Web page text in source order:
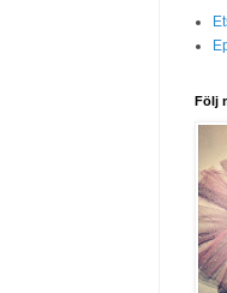
Följ